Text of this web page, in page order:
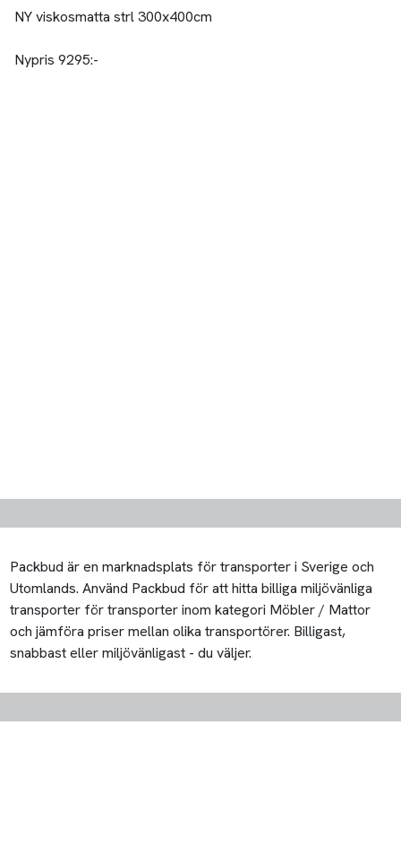
NY viskosmatta strl 300x400cm
Nypris 9295:-
Packbud är en marknadsplats för transporter i Sverige och
Utomlands. Använd Packbud för att hitta billiga miljövänliga
transporter för transporter inom kategori Möbler / Mattor
och jämföra priser mellan olika transportörer. Billigast,
snabbast eller miljövänligast - du väljer.